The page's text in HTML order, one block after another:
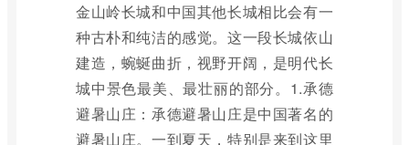
金山岭长城和中国其他长城相比会有一
种古朴和纯洁的感觉。这一段长城依山
建造，蜿蜒曲折，视野开阔，是明代长
城中景色最美、最壮丽的部分。1.承德
避暑山庄：承德避暑山庄是中国著名的
避暑山庄。一到夏天，特别是来到这里